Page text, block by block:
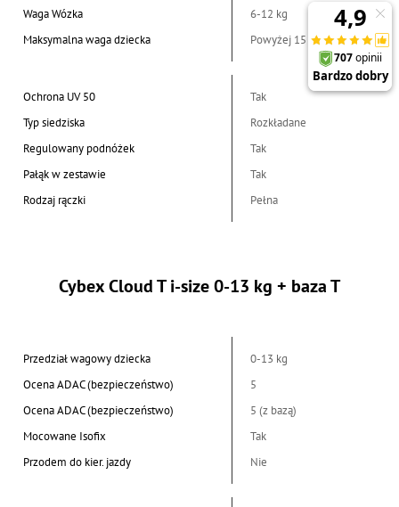
Waga Wózka
6-12 kg
Maksymalna waga dziecka
Powyżej 15 kg
Ochrona UV 50
Tak
Typ siedziska
Rozkładane
Regulowany podnóżek
Tak
Pałąk w zestawie
Tak
Rodzaj rączki
Pełna
Cybex Cloud T i-size 0-13 kg + baza T
Przedział wagowy dziecka
0-13 kg
Ocena ADAC (bezpieczeństwo)
5
Ocena ADAC (bezpieczeństwo)
5 (z bazą)
Mocowane Isofix
Tak
Przodem do kier. jazdy
Nie